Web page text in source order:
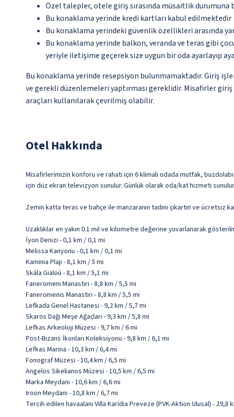
Özel talepler, otele giriş sırasında müsaitlik
Bu konaklama yerinde kredi kartları kabul edilmektedir
Bu konaklama yerindeki güvenlik özellikleri arasında
Bu konaklama yerinde balkon, veranda ve teras gibi
yeriyle iletişime geçerek size uygun bir oda ayarlayıp
Bu konaklama yerinde resepsiyon bulunmamaktadır. Giriş
ve gerekli düzenlemeleri yaptırması gereklidir. Misafirler
araçları kullanılarak çevrilmiş olabilir.
Otel Hakkında
Misafirlerimizin konforu ve rahatı için 6 klimalı odada mutfak,
için düz ekran televizyon sunulur. Günlük olarak oda/kat hizmeti
Zemin katta teras ve bahçe ile manzaranın tadını çıkartın ve ücretsiz
Uzaklıklar en yakın 0.1 mil ve kilometre değerine yuvarlanarak
İyon Denizi - 0,1 km / 0,1 mi
Melissa Kanyonu - 0,1 km / 0,1 mi
Kaminia Plajı - 8,1 km / 5 mi
Skála Gialoú - 8,1 km / 5,1 mi
Faneromeni Manastırı - 8,8 km / 5,5 mi
Faneromenis Manastırı - 8,8 km / 5,5 mi
Lefkada Genel Hastanesi - 9,2 km / 5,7 mi
Skaros Dağı Meşe Ağaçları - 9,3 km / 5,8 mi
Lefkas Arkeoloji Müzesi - 9,7 km / 6 mi
Post-Bizans İkonları Koleksiyonu - 9,8 km / 6,1 mi
Lefkas Marina - 10,3 km / 6,4 mi
Fonograf Müzesi - 10,4 km / 6,5 mi
Angelos Sikelianos Müzesi - 10,5 km / 6,5 mi
Marka Meydanı - 10,6 km / 6,6 mi
Iroon Meydanı - 10,8 km / 6,7 mi
Tercih edilen havaalanı Villa Karidia Preveze (PVK-Aktion Ulusal) - 29,8